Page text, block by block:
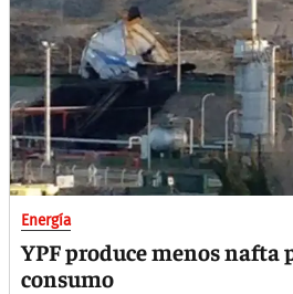
Energía
YPF produce menos nafta
consumo